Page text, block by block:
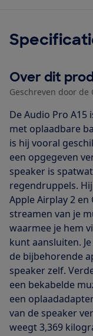
Over dit
Geschreven door
De Audio Pro
met oplaadbare
is hij vooral
een opgegeven
speaker is
regendruppels.
Apple Airplay 2
streamen van je
waarmee je hem
kunt aansluiten.
de bijbehorende
speaker zelf.
een bekabelde
een
van de speaker
weegt 3,369